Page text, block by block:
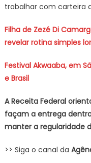
trabalhar com carteira
Filha de Zezé Di
revelar rotina simples
Festival Akwaaba, em
e Brasil
A Receita Federal
façam a entrega
manter a regularidade
>> Siga o canal da